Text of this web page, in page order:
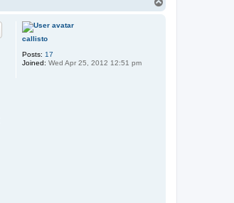
callisto
Posts: 17
Joined: Wed Apr 25, 2012 12:51 pm